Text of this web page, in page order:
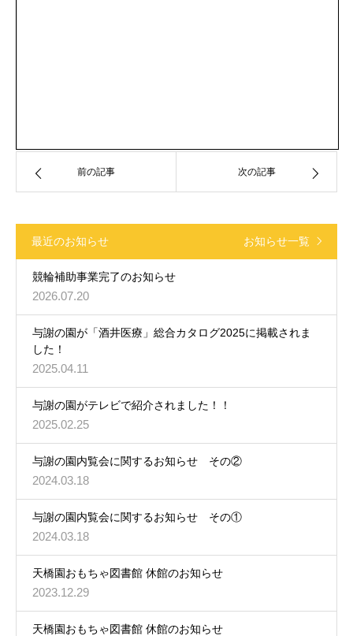
前の記事 次の記事
最近のお知らせ お知らせ一覧
競輪補助事業完了のお知らせ
2026.07.20
与謝の園が「酒井医療」総合カタログ2025に掲載されま
した！
2025.04.11
与謝の園がテレビで紹介されました！！
2025.02.25
与謝の園内覧会に関するお知らせ その②
2024.03.18
与謝の園内覧会に関するお知らせ その①
2024.03.18
天橋園おもちゃ図書館 休館のお知らせ
2023.12.29
天橋園おもちゃ図書館 休館のお知らせ